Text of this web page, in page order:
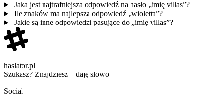
Jaka jest najtrafniejsza odpowiedź na hasło „imię villas”?
Ile znaków ma najlepsza odpowiedź „wioletta”?
Jakie są inne odpowiedzi pasujące do „imię villas”?
haslator.pl
Szukasz? Znajdziesz – daję słowo
Social